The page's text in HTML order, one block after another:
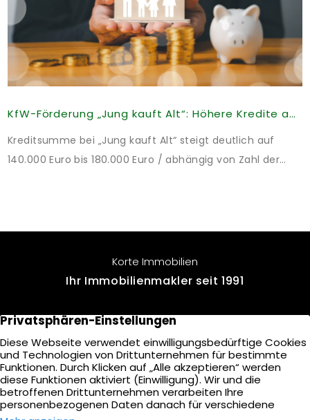
KfW-Förderung „Jung kauft Alt“: Höhere Kredite ab August 2026
Kreditsumme bei „Jung kauft Alt“ steigt deutlich auf
140.000 Euro bis 180.000 Euro / abhängig von Zahl der
Monaten nach Förderzusage / Sanierung in
Einzelmaßnahmen […]
Korte Immobilien
Ihr Immobilienmakler seit 1991
Voßkamp 10
22457 Hamburg
+49 40 - 571 900 90
E-Mail senden